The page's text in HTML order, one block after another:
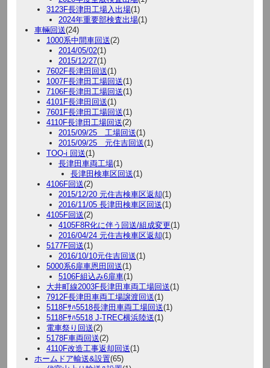
3123F長津田工場入出場(1)
2024年重要部検査出場(1)
車輛回送(24)
1000系中間車回送(2)
2014/05/02(1)
2015/12/27(1)
7602F長津田回送(1)
1007F長津田工場回送(1)
7106F長津田工場回送(1)
4101F長津田回送(1)
7601F長津田工場回送(1)
4110F長津田工場回送(2)
2015/09/25 工場回送(1)
2015/09/25 元住吉回送(1)
TOQ-i 回送(1)
長津田車両工場(1)
長津田検車区回送(1)
4106F回送(2)
2015/12/20 元住吉検車区返却(1)
2016/11/05 長津田検車区回送(1)
4105F回送(2)
4105F8R化に伴う回送/組成変更(1)
2016/04/24 元住吉検車区返却(1)
5177F回送(1)
2016/10/10元住吉回送(1)
5000系6扉車恩田回送(1)
5106F組込み6扉車(1)
大井町線2003F長津田車両工場回送(1)
7912F長津田車両工場譲渡回送(1)
5118Fｻﾊ5518長津田車両工場回送(1)
5118Fｻﾊ5518 J-TREC横浜陸送(1)
電車祭り回送(2)
5178F車両回送(2)
4110F改造工事返却回送(1)
ホームドア輸送&設置(65)